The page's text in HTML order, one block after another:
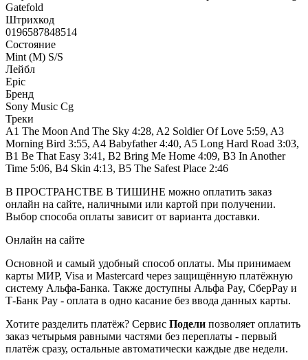
Gatefold
Штрихкод
0196587848514
Состояние
Mint (M) S/S
Лейбл
Epic
Бренд
Sony Music Cg
Треки
A1 The Moon And The Sky 4:28, A2 Soldier Of Love 5:59, A3
Morning Bird 3:55, A4 Babyfather 4:40, A5 Long Hard Road 3:03,
B1 Be That Easy 3:41, B2 Bring Me Home 4:09, B3 In Another
Time 5:06, B4 Skin 4:13, B5 The Safest Place 2:46
В ПРОСТРАНСТВЕ В ТИШИНЕ можно оплатить заказ
онлайн на сайте, наличными или картой при получении.
Выбор способа оплаты зависит от варианта доставки.
Онлайн на сайте
Основной и самый удобный способ оплаты. Мы принимаем
карты МИР, Visa и Mastercard через защищённую платёжную
систему Альфа-Банка. Также доступны Альфа Pay, СберPay и
Т-Банк Pay - оплата в одно касание без ввода данных карты.
Хотите разделить платёж? Сервис Подели позволяет оплатить
заказ четырьмя равными частями без переплаты - первый
платёж сразу, остальные автоматически каждые две недели.